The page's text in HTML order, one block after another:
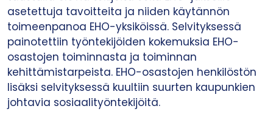
asetettuja tavoitteita ja niiden käytännön
toimeenpanoa EHO-yksiköissä. Selvityksessä
painotettiin työntekijöiden kokemuksia EHO-
osastojen toiminnasta ja toiminnan
kehittämistarpeista. EHO-osastojen henkilöstön
lisäksi selvityksessä kuultiin suurten kaupunkien
johtavia sosiaalityöntekijöitä.